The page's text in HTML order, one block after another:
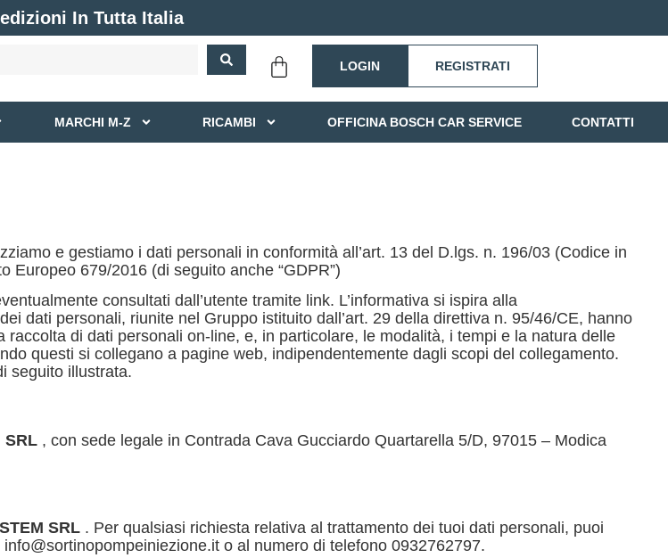
In Tutta Italia
LOGIN REGISTRATI
MARCHI M-Z RICAMBI OFFICINA BOSCH CAR SERVICE CONTATTI
e gestiamo i dati personali in conformità all’art. 13 del D.lgs. n. 196/03 (Codice in
679/2016 (di seguito anche “GDPR”)
consultati dall’utente tramite link. L’informativa si ispira alla
dati personali, riunite nel Gruppo istituito dall’art. 29 della direttiva n. 95/46/CE, hanno
di dati personali on-line, e, in particolare, le modalità, i tempi e la natura delle
questi si collegano a pagine web, indipendentemente dagli scopi del collegamento.
seguito illustrata.
SRL , con sede legale in Contrada Cava Gucciardo Quartarella 5/D, 97015 – Modica
SRL . Per qualsiasi richiesta relativa al trattamento dei tuoi dati personali, puoi
o al numero di telefono 0932762797.